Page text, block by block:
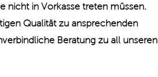
nicht in Vorkasse treten müssen.
Qualität zu ansprechenden
Beratung zu all unseren